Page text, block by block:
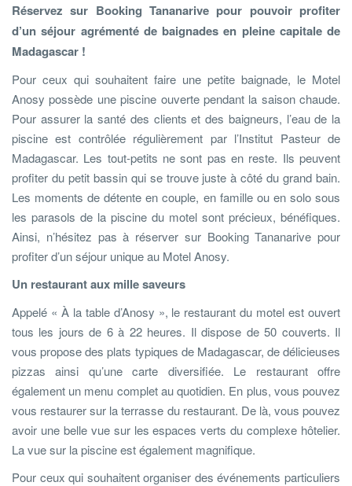
Réservez sur Booking Tananarive pour pouvoir profiter
d’un séjour agrémenté de baignades en pleine capitale de
Madagascar !
Pour ceux qui souhaitent faire une petite baignade, le Motel
Anosy possède une piscine ouverte pendant la saison chaude.
Pour assurer la santé des clients et des baigneurs, l’eau de la
piscine est contrôlée régulièrement par l’Institut Pasteur de
Madagascar. Les tout-petits ne sont pas en reste. Ils peuvent
profiter du petit bassin qui se trouve juste à côté du grand bain.
Les moments de détente en couple, en famille ou en solo sous
les parasols de la piscine du motel sont précieux, bénéfiques.
Ainsi, n’hésitez pas à réserver sur Booking Tananarive pour
profiter d’un séjour unique au Motel Anosy.
Un restaurant aux mille saveurs
Appelé « À la table d’Anosy », le restaurant du motel est ouvert
tous les jours de 6 à 22 heures. Il dispose de 50 couverts. Il
vous propose des plats typiques de Madagascar, de délicieuses
pizzas ainsi qu’une carte diversifiée. Le restaurant offre
également un menu complet au quotidien. En plus, vous pouvez
vous restaurer sur la terrasse du restaurant. De là, vous pouvez
avoir une belle vue sur les espaces verts du complexe hôtelier.
La vue sur la piscine est également magnifique.
Pour ceux qui souhaitent organiser des événements particuliers